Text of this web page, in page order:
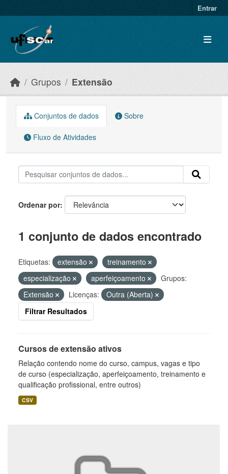
Entrar
Grupos Extensão
Conjuntos de dados Sobre
Fluxo de Atividades
Ordenar por
1 conjunto de dados encontrado
Etiquetas: extensão
treinamento
especialização
aperfeiçoamento
Grupos:
Extensão
Licenças:
Outra (Aberta)
Filtrar Resultados
Cursos de extensão ativos
Relação contendo nome do curso, campus, vagas e tipo
de curso (especialização, aperfeiçoamento, treinamento e
qualificação profissional, entre outros)
CSV